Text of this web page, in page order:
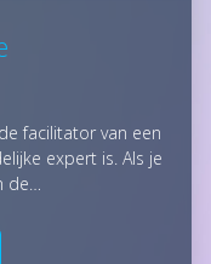
facilitator van een
expert is. Als je
de…